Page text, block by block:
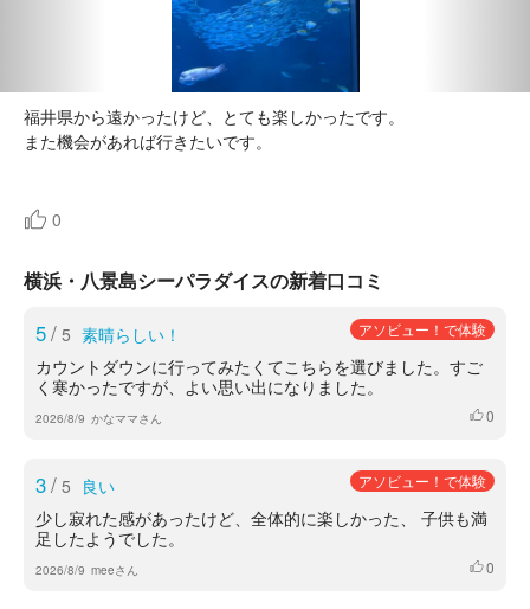
福井県から遠かったけど、とても楽しかったです。
また機会があれば行きたいです。
0
横浜・八景島シーパラダイスの新着口コミ
5/ 5 素晴らしい！ アソビュー！で体験
カウントダウンに行ってみたくてこちらを選びました。すご
く寒かったですが、よい思い出になりました。
2026/8/9 かなママさん いいね
0
3/ 5 良い アソビュー！で体験
少し寂れた感があったけど、全体的に楽しかった、 子供も満
足したようでした。
2026/8/9 meeさん いいね
0